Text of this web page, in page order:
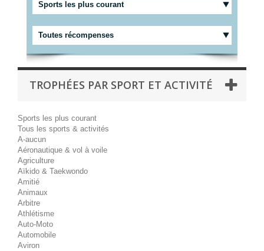
Sports les plus courant
Toutes récompenses
TROPHÉES PAR SPORT ET ACTIVITÉ
Sports les plus courant
Tous les sports & activités
A-aucun
Aéronautique & vol à voile
Agriculture
Aïkido & Taekwondo
Amitié
Animaux
Arbitre
Athlétisme
Auto-Moto
Automobile
Aviron